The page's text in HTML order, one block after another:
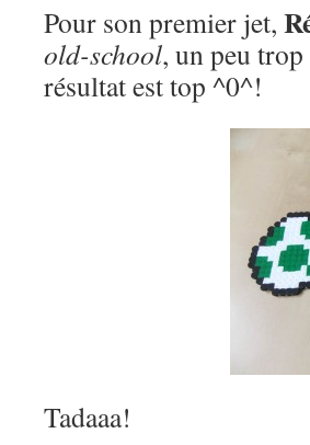
Pour son premier jet,
old-school, un peu
résultat est top ^0^!
Tadaaa!